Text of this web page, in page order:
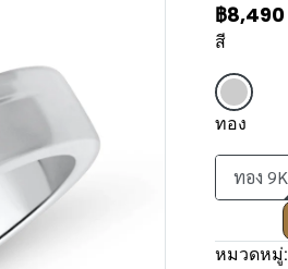
฿8,490
สี
ทอง
ทอง 9K
หมวดหมู่: